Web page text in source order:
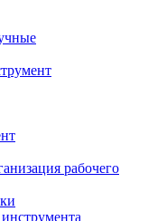
рабочего